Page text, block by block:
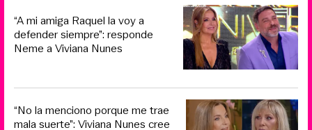
“A mi amiga Raquel la voy a
defender siempre”: responde
Neme a Viviana Nunes
“No la menciono porque me trae
mala suerte”: Viviana Nunes cree